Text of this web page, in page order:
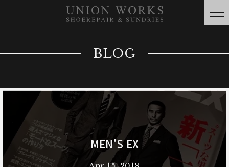
BLOG
MEN'S EX